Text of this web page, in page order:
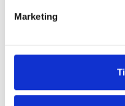
Marketing